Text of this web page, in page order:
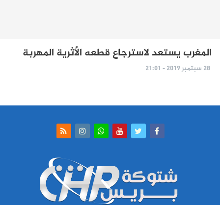
المغرب يستعد لاسترجاع قطعه الأثرية المهربة
28 سبتمبر 2019 - 21:01